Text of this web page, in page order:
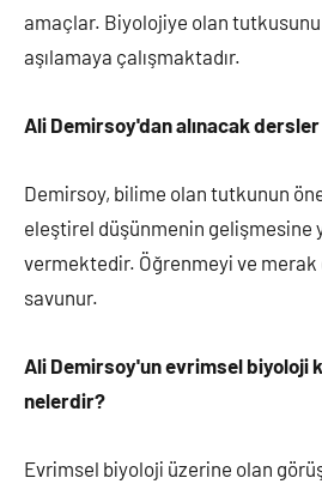
amaçlar. Biyolojiye olan
aşılamaya çalışmaktadır.
Ali Demirsoy'dan alınacak
Demirsoy, bilime olan tutkunun
eleştirel düşünmenin gelişmesine
vermektedir. Öğrenmeyi ve
savunur.
Ali Demirsoy'un evrimsel biyoloji
nelerdir?
Evrimsel biyoloji üzerine olan